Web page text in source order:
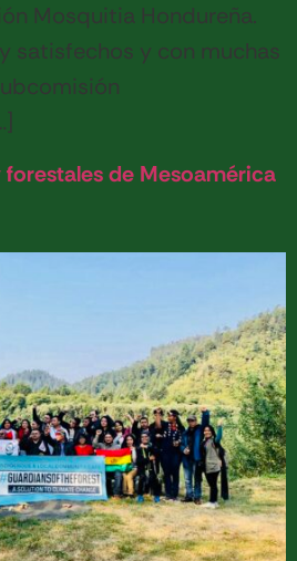
Mosquitia Hondureña.
satisfechos y con muchas
forestales de Mesoamérica